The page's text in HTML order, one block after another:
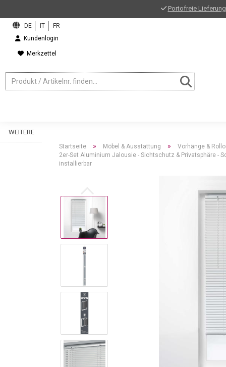
Portofreie Lieferung
Kundenlogin
Merkzettel
WEITERE
Startseite » Möbel & Ausstattung » Vorhänge &
2er-Set Aluminium Jalousie - Sichtschutz & Privatsphäre -
installierbar